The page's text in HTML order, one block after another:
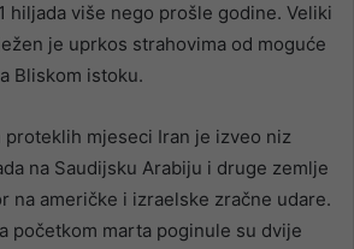
hiljada više nego prošle godine. Veliki
je uprkos strahovima od moguće
Bliskom istoku.
proteklih mjeseci Iran je izveo niz
na Saudijsku Arabiju i druge zemlje
na američke i izraelske zračne udare.
početkom marta poginule su dvije